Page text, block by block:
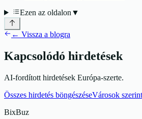
Ezen az oldalon ▼
← Vissza a blogra
Kapcsolódó hirdetések
AI-fordított hirdetések Európa-szerte.
Összes hirdetés böngészéseVárosok
BixBuz